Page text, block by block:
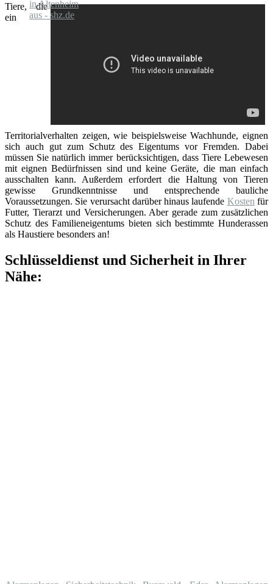
Tiere, die
ein
Territorialverhalten zeigen, wie beispielsweise Wachhunde, eignen
sich auch gut zum Schutz des Eigentums vor Fremden. Dabei
müssen Sie natürlich immer berücksichtigen, dass Tiere Lebewesen
mit eignen Bedürfnissen sind und keine Geräte, die man einfach
ausschalten kann. Außerdem erfordert die Haltung von Tieren
gewisse Grundkenntnisse und entsprechende bauliche
Voraussetzungen. Sie verursacht darüber hinaus laufende Kosten für
Futter, Tierarzt und Versicherungen. Aber gerade zum zusätzlichen
Schutz des Familieneigentums bieten sich bestimmte Hunderassen
als Haustiere besonders an!
Schlüsseldienst und Sicherheit in Ihrer
Nähe: